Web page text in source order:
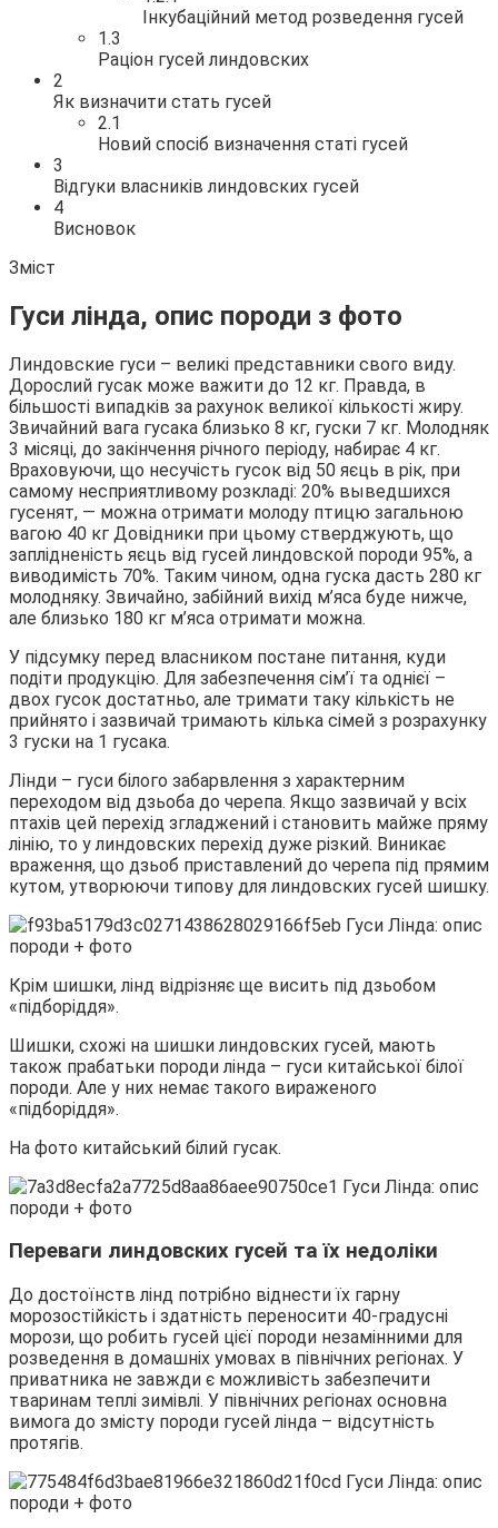
Інкубаційний метод розведення гусей
1.3
Раціон гусей линдовских
2
Як визначити стать гусей
2.1
Новий спосіб визначення статі гусей
3
Відгуки власників линдовских гусей
4
Висновок
Зміст
Гуси лінда, опис породи з фото
Линдовские гуси – великі представники свого виду.
Дорослий гусак може важити до 12 кг. Правда, в
більшості випадків за рахунок великої кількості жиру.
Звичайний вага гусака близько 8 кг, гуски 7 кг. Молодняк
3 місяці, до закінчення річного періоду, набирає 4 кг.
Враховуючи, що несучість гусок від 50 яєць в рік, при
самому несприятливому розкладі: 20% выведшихся
гусенят, — можна отримати молоду птицю загальною
вагою 40 кг Довідники при цьому стверджують, що
заплідненість яєць від гусей линдовской породи 95%, а
виводимість 70%. Таким чином, одна гуска дасть 280 кг
молодняку. Звичайно, забійний вихід м’яса буде нижче,
але близько 180 кг м’яса отримати можна.
У підсумку перед власником постане питання, куди
подіти продукцію. Для забезпечення сім’ї та однієї –
двох гусок достатньо, але тримати таку кількість не
прийнято і зазвичай тримають кілька сімей з розрахунку
3 гуски на 1 гусака.
Лінди – гуси білого забарвлення з характерним
переходом від дзьоба до черепа. Якщо зазвичай у всіх
птахів цей перехід згладжений і становить майже пряму
лінію, то у линдовских перехід дуже різкий. Виникає
враження, що дзьоб приставлений до черепа під прямим
кутом, утворюючи типову для линдовских гусей шишку.
Крім шишки, лінд відрізняє ще висить під дзьобом
«підборіддя».
Шишки, схожі на шишки линдовских гусей, мають
також прабатьки породи лінда – гуси китайської білої
породи. Але у них немає такого вираженого
«підборіддя».
На фото китайський білий гусак.
Переваги линдовских гусей та їх недоліки
До достоїнств лінд потрібно віднести їх гарну
морозостійкість і здатність переносити 40-градусні
морози, що робить гусей цієї породи незамінними для
розведення в домашніх умовах в північних регіонах. У
приватника не завжди є можливість забезпечити
тваринам теплі зимівлі. У північних регіонах основна
вимога до змісту породи гусей лінда – відсутність
протягів.